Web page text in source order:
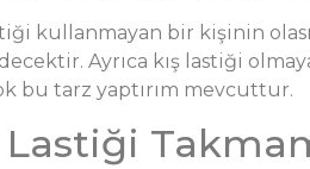
kullanmayan bir kişinin
Ayrıca kış lastiği
bu tarz yaptırım mevcuttur.
Lastiği